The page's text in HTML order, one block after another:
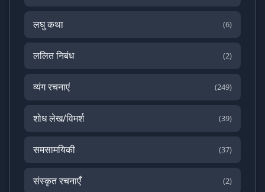
लघु कथा (6)
ललित निबंध (2)
व्यंग रचनाएं (249)
शोध लेख/विमर्श (39)
समसामयिकी (37)
संस्कृत रचनाएँ (2)